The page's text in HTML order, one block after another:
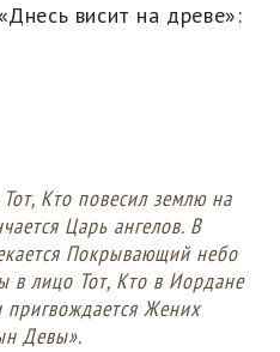
висит на древе»:
Кто повесил землю на
Царь ангелов. В
Покрывающий небо
в лицо Тот, Кто в Иордане
пригвождается Жених
Девы».